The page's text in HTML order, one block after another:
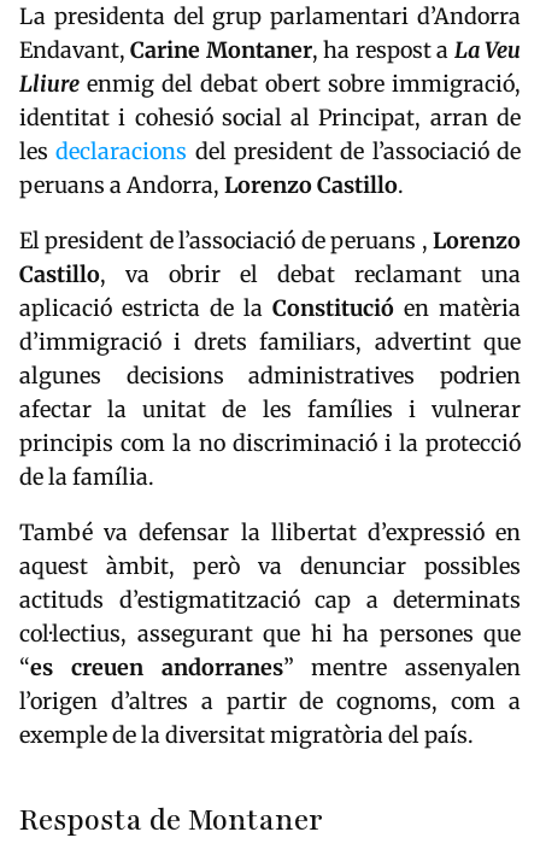
La presidenta del grup parlamentari d’Andorra
Endavant,Carine Montaner, ha respost a La Veu
Lliure enmig del debat obert sobre immigració,
identitat i cohesió social al Principat, arran de
lesdeclaracions del president de l’associació de
peruans a Andorra, Lorenzo Castillo.
El president de l’associació de peruans , Lorenzo
Castillo, va obrir el debat reclamant una
aplicació estricta de la Constitució en matèria
d’immigració i drets familiars, advertint que
algunes decisions administratives podrien
afectar la unitat de les famílies i vulnerar
principis com la no discriminació i la protecció
de la família.
També va defensar la llibertat d’expressió en
aquest àmbit, però va denunciar possibles
actituds d’estigmatització cap a determinats
col·lectius, assegurant que hi ha persones que
“es creuen andorranes” mentre assenyalen
l’origen d’altres a partir de cognoms, com a
exemple de la diversitat migratòria del país.
Resposta de Montaner